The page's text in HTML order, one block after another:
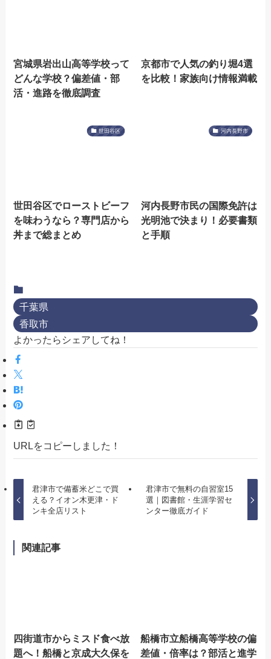
宮城県岩出山高等学校って
どんな学校？偏差値・部
活・進路を徹底調査
京都市で人気の釣り堀4選
を比較！家族向け情報満載
世田谷区
世田谷区でローストビーフ
を味わうなら？専門店から
丼まで総まとめ
河内長野市
河内長野市民の国際免許は
光明池で決まり！必要書類
と手順
千葉県
香取市
よかったらシェアしてね！
URLをコピーしました！
君津市で備蓄米どこで買
える？イオン木更津・ド
ンキ全店リスト
君津市で無料の自習室15
選｜図書館・生涯学習セ
ンター徹底ガイド
関連記事
四街道市からミスド食べ放
題へ！船橋と京成大久保を
船橋市立船橋高等学校の偏
差値・倍率は？部活と進学